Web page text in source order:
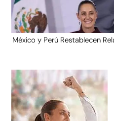
México y Perú Restablecen